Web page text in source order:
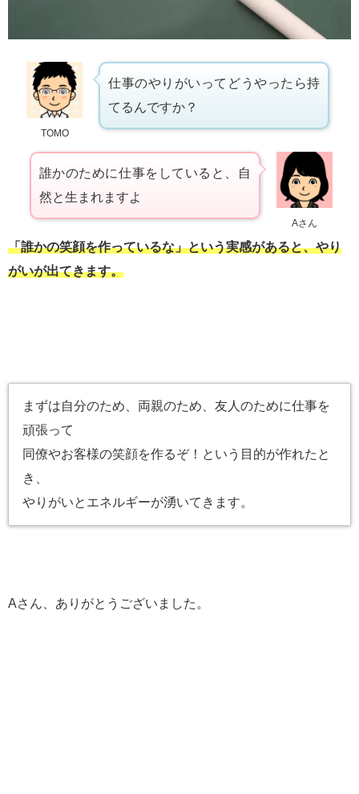
TOMO
仕事のやりがいってどうやったら持
てるんですか？
誰かのために仕事をしていると、自
然と生まれますよ
Aさん
「誰かの笑顔を作っているな」という実感があると、やり
がいが出てきます。
まずは自分のため、両親のため、友人のために仕事を
頑張って
同僚やお客様の笑顔を作るぞ！という目的が作れたと
き、
やりがいとエネルギーが湧いてきます。
Aさん、ありがとうございました。